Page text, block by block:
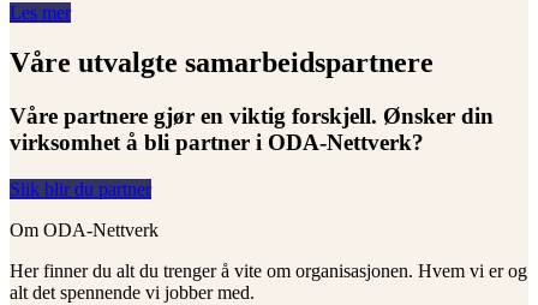
Les mer
Våre utvalgte samarbeidspartnere
Våre partnere gjør en viktig forskjell. Ønsker din
virksomhet å bli partner i ODA-Nettverk?
Slik blir du partner
Om ODA-Nettverk
Her finner du alt du trenger å vite om organisasjonen. Hvem vi er og
alt det spennende vi jobber med.